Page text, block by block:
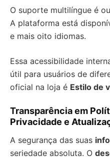
O suporte multilíngue é
A plataforma está
e mais oito idiomas.
Essa acessibilidade
útil para usuários de
oficial na loja é Estilo de
Transparência em
Privacidade e
A segurança das suas
seriedade absoluta. O